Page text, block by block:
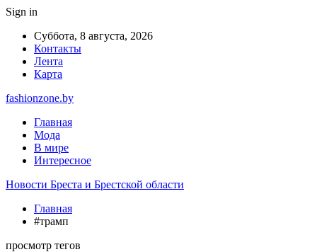
Sign in
Суббота, 8 августа, 2026
Контакты
Лента
Карта
fashionzone.by
Главная
Мода
В мире
Интересное
Новости Бреста и Брестской области
Главная
#трамп
просмотр тегов